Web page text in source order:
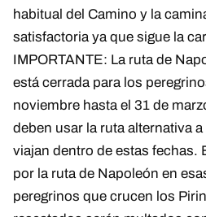
habitual del Camino y la
satisfactoria ya que sigue la
IMPORTANTE: La ruta de
está cerrada para los
noviembre hasta el 31 de
deben usar la ruta alternativa
viajan dentro de estas fechas.
por la ruta de Napoleón en
peregrinos que crucen los